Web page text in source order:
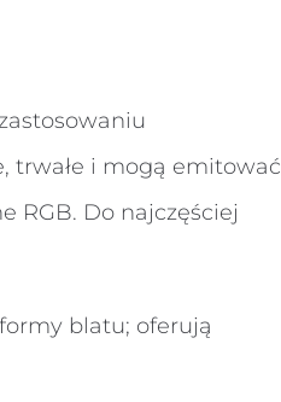
trwałe i mogą emitować
RGB. Do najczęściej
blatu; oferują